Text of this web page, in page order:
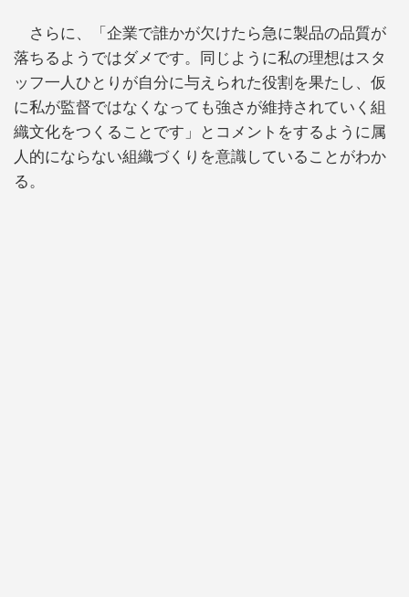
さらに、「企業で誰かが欠けたら急に製品の品質が
落ちるようではダメです。同じように私の理想はスタ
ッフ一人ひとりが自分に与えられた役割を果たし、仮
に私が監督ではなくなっても強さが維持されていく組
織文化をつくることです」とコメントをするように属
人的にならない組織づくりを意識していることがわか
る。